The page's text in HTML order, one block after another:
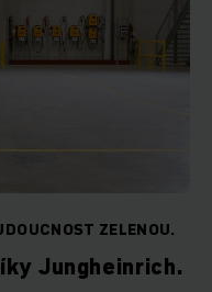
ZELENOU.
Jungheinrich.